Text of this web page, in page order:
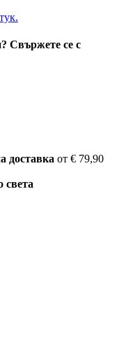
Свържете се с
доставка от € 79,90
света